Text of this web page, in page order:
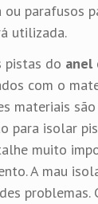
parafusos
utilizada.
pistas do anel
com o
materiais
para isolar
muito
A mau
problemas.